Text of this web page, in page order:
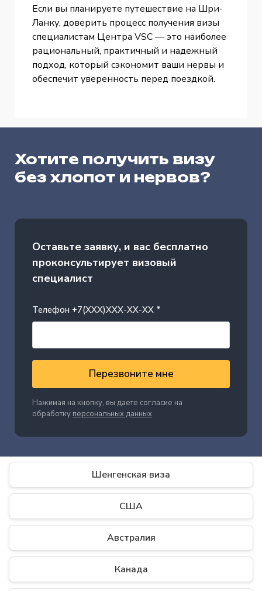
Если вы планируете путешествие на Шри-
Ланку, доверить процесс получения визы
специалистам Центра VSC — это наиболее
рациональный, практичный и надежный
подход, который сэкономит ваши нервы и
обеспечит уверенность перед поездкой.
Хотите получить визу
без хлопот и нервов?
Оставьте заявку, и вас бесплатно
проконсультирует визовый
специалист
Телефон +7(XXX)XXX-XX-XX *
Перезвоните мне
Нажимая на кнопку, вы даете согласие на
обработку персональных данных
Шенгенская виза
США
Австралия
Канада